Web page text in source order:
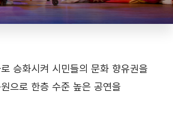
승화시켜 시민들의 문화 향유권을
으로 한층 수준 높은 공연을